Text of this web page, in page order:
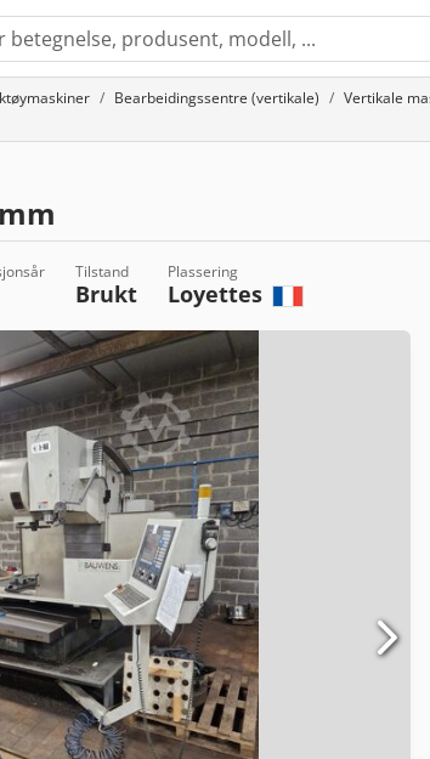
Bearbeidingssentre (vertikale)
Vertikale
Tilstand
Brukt
Plassering
Loyettes